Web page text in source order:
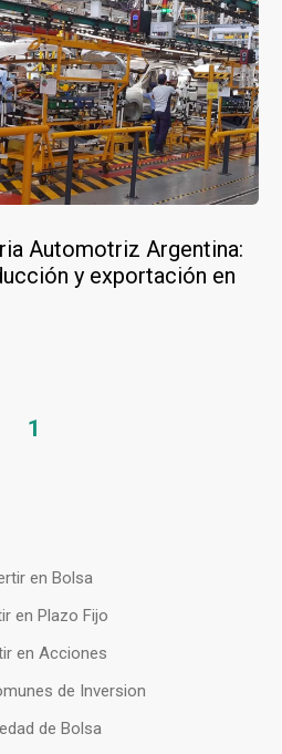
Automotriz Argentina:
y exportación en
1
en Bolsa
en Plazo Fijo
en Acciones
de Inversion
de Bolsa